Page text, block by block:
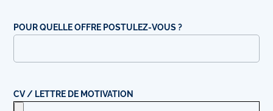
POUR QUELLE OFFRE POSTULEZ-VOUS ?
CV / LETTRE DE MOTIVATION